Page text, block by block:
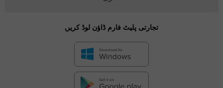
تجارتی پلیٹ فارم ڈاؤن لوڈ کریں